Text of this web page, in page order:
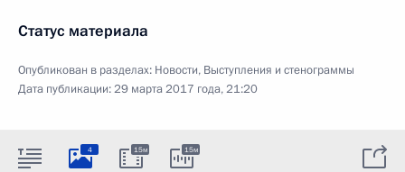
Статус материала
Опубликован в разделах: Новости, Выступления и стенограммы
Дата публикации:29 марта 2017 года, 21:20
4 15м 15м